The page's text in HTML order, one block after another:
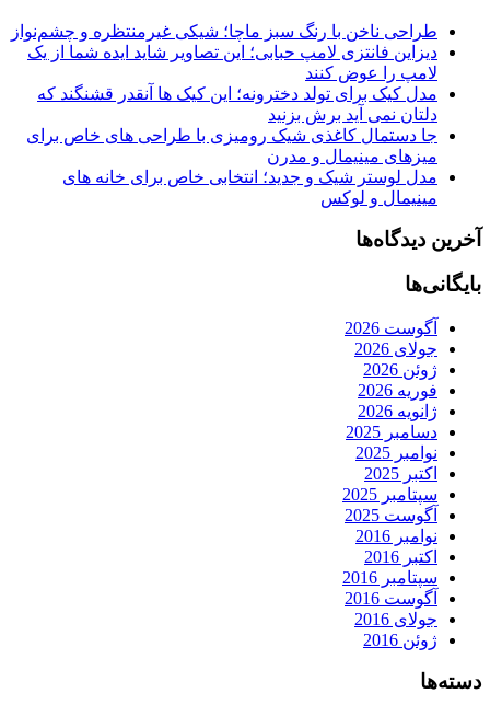
طراحی ناخن با رنگ سبز ماچا؛ شیکی غیرمنتظره و چشم‌نواز
دیزاین فانتزی لامپ حبابی؛ این تصاویر شاید ایده شما از یک
لامپ را عوض کنند
مدل کیک برای تولد دخترونه؛ این کیک ها آنقدر قشنگند که
دلتان نمی آید برش بزنید
جا دستمال کاغذی شیک رومیزی با طراحی های خاص برای
میزهای مینیمال و مدرن
مدل لوستر شیک و جدید؛ انتخابی خاص برای خانه های
مینیمال و لوکس
آخرین دیدگاه‌ها
بایگانی‌ها
آگوست 2026
جولای 2026
ژوئن 2026
فوریه 2026
ژانویه 2026
دسامبر 2025
نوامبر 2025
اکتبر 2025
سپتامبر 2025
آگوست 2025
نوامبر 2016
اکتبر 2016
سپتامبر 2016
آگوست 2016
جولای 2016
ژوئن 2016
دسته‌ها